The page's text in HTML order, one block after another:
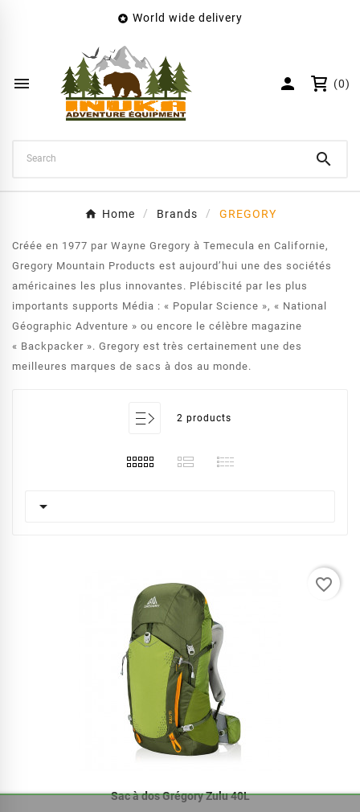
 World wide delivery
  (0)

Home Brands GREGORY
Créée en 1977 par Wayne Gregory à Temecula en Californie,
Gregory Mountain Products est aujourd’hui une des sociétés
américaines les plus innovantes. Plébiscité par les plus
importants supports Média : « Popular Science », « National
Géographic Adventure » ou encore le célèbre magazine
« Backpacker ». Gregory est très certainement une des
meilleures marques de sacs à dos au monde.
2 products

Sac à dos Grégory Zulu 40L
favorite_border
Wishlist name